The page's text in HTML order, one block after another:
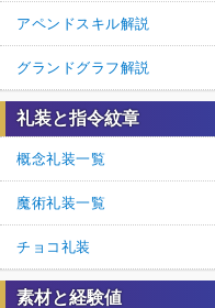
アペンドスキル解説
グランドグラフ解説
礼装と指令紋章
概念礼装一覧
魔術礼装一覧
チョコ礼装
素材と経験値